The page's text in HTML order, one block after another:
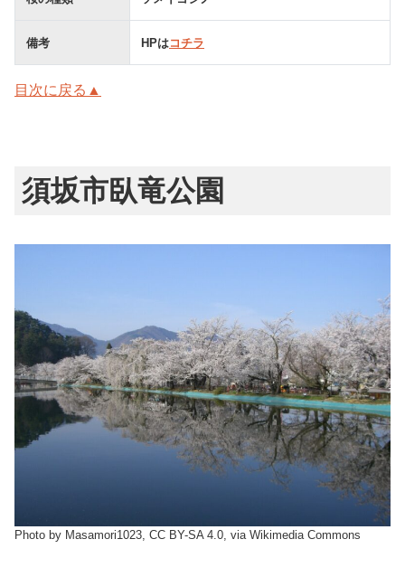
備考 HPはコチラ
目次に戻る▲
須坂市臥竜公園
Photo by Masamori1023, CC BY-SA 4.0, via Wikimedia Commons